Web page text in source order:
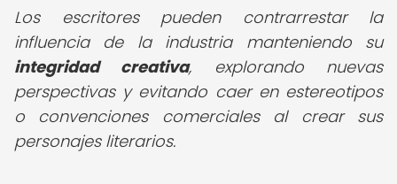
Los escritores pueden contrarrestar la
influencia de la industria manteniendo su
integridad creativa, explorando nuevas
perspectivas y evitando caer en estereotipos
o convenciones comerciales al crear sus
personajes literarios.